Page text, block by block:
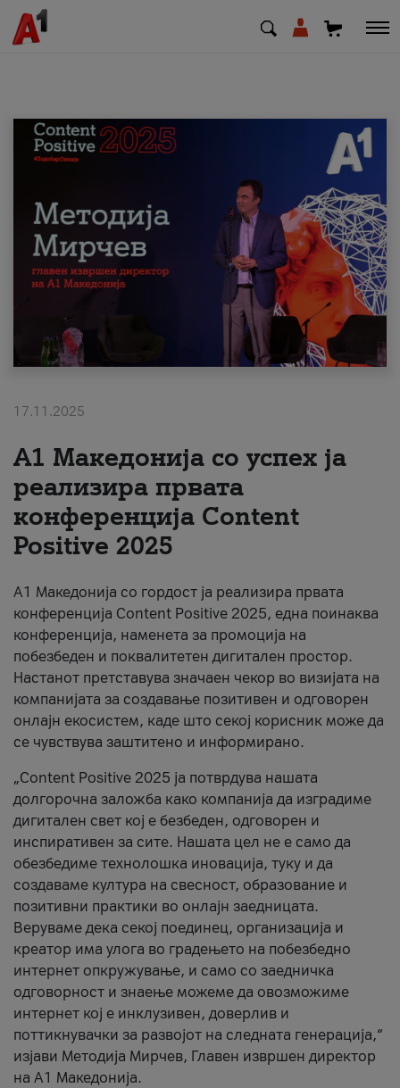
МК EN
Приватни Деловни
Поддршка
Надополни кредит
#ПодобарОнлајн
17.11.2025
А1 Македонија со успех ја
реализира првата
конференција Content
Positive 2025
А1 Македонија со гордост ја реализира првата
конференција Content Positive 2025, една поинаква
конференција, наменета за промоција на
побезбеден и поквалитетен дигитален простор.
Настанот претставува значаен чекор во визијата на
компанијата за создавање позитивен и одговорен
онлајн екосистем, каде што секој корисник може да
се чувствува заштитено и информирано.
„Content Positive 2025 ја потврдува нашата
долгорочна заложба како компанија да изградиме
дигитален свет кој е безбеден, одговорен и
инспиративен за сите. Нашата цел не е само да
обезбедиме технолошка иновација, туку и да
создаваме култура на свесност, образование и
позитивни практики во онлајн заедницата.
Веруваме дека секој поединец, организација и
креатор има улога во градењето на побезбедно
интернет опкружување, и само со заедничка
одговорност и знаење можеме да овозможиме
интернет кој е инклузивен, доверлив и
поттикнувачки за развојот на следната генерација,“
изјави Методија Мирчев, Главен извршен директор
на А1 Македонија.